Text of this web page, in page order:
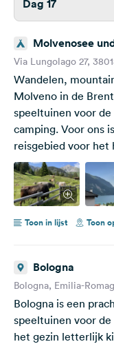
Dag 17
Molvenosee
Molveno
Via Lungolago 27,
Wandelen,
Molveno in de
speeltuinen voor
camping. Voor ons
reisgebied voor het
Toon in lijst Toon
Bologna
Bologna, Emilia-
Bologna is een
speeltuinen voor
het gezin letterlijk